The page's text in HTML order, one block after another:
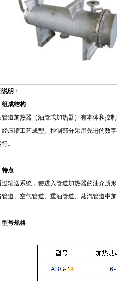
明 ：
组成结构
道加热器（油管式加热器）有本体和控
经压缩工艺成型。控制部分采用先进的数
。
特点
输送系统，使进入管道加热器的油介质
管道、空气管道、重油管道、蒸汽管道中加
型号规格